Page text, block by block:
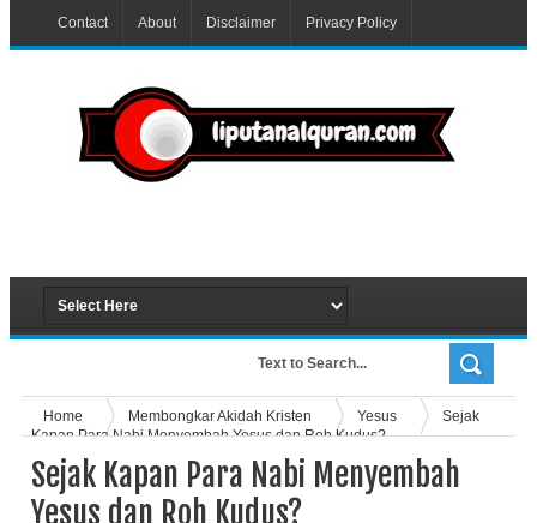
Contact About Disclaimer Privacy Policy
Home Membongkar Akidah Kristen Yesus
Sejak
Kapan Para Nabi Menyembah Yesus dan Roh Kudus?
Sejak Kapan Para Nabi Menyembah
Yesus dan Roh Kudus?